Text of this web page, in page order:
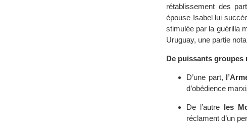
rétablissement des
épouse Isabel lui
stimulée par la guérilla
Uruguay, une partie
De puissants groupes
D’une part,
d’obédience
De l’autre les
réclament d’un